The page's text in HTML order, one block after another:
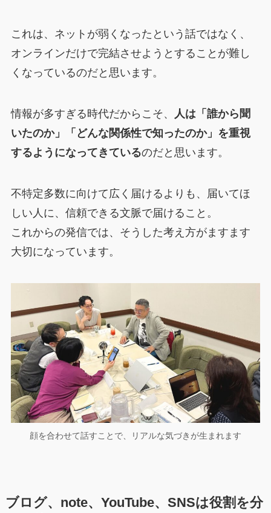
これは、ネットが弱くなったという話ではなく、
オンラインだけで完結させようとすることが難し
くなっているのだと思います。
情報が多すぎる時代だからこそ、
人は「誰から聞
いたのか」「どんな関係性で知ったのか」を重視
するようになってきているのだと思います。
不特定多数に向けて広く届けるよりも、届いてほ
しい人に、信頼できる文脈で届けること。
これからの発信では、そうした考え方がますます
大切になっています。
顔を合わせて話すことで、リアルな気づきが生まれます
ブログ、note、YouTube、SNSは役割を分